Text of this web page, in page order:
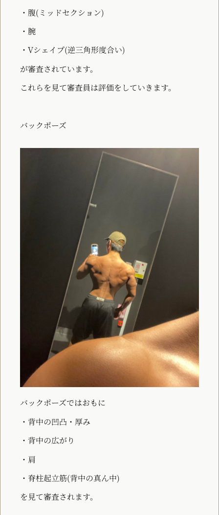
・腹(ミッドセクション)
・腕
・Vシェイプ(逆三角形度合い)
が審査されています。
これらを見て審査員は評価をしていきます。
バックポーズ
バックポーズではおもに
・背中の凹凸・厚み
・背中の広がり
・肩
・脊柱起立筋(背中の真ん中)
を見て審査されます。